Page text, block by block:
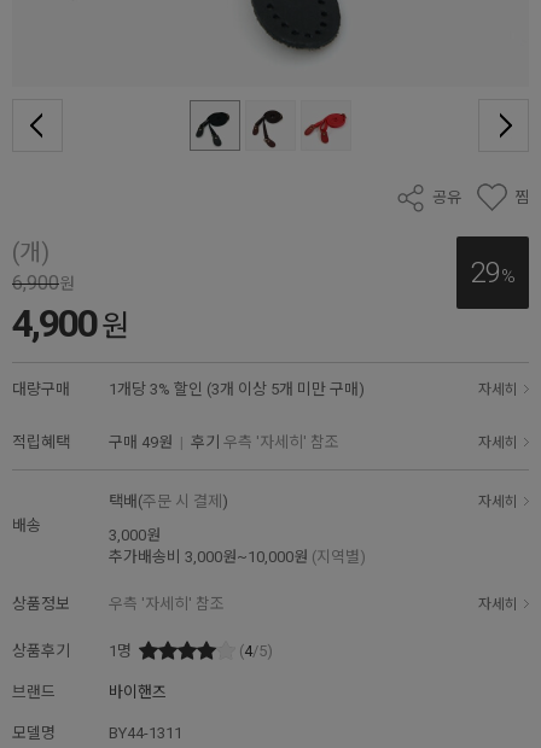
공유 찜
(개)
29%
6,900원
4,900원
대량구매 1개당 3% 할인 (3개 이상 5개 미만 구매) 자세히
적립혜택 구매 49원 | 후기 우측 '자세히' 참조 자세히
배송
택배(주문 시 결제 ) 자세히
3,000원
추가배송비 3,000원~10,000원 (지역별)
상품정보 우측 '자세히' 참조 자세히
상품후기 1 명 (4/5)
브랜드 바이핸즈
모델명 BY44-1311